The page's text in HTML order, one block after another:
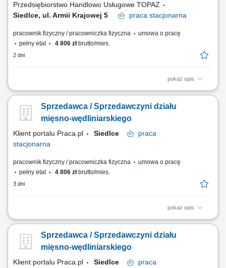
Przedsiębiorstwo Handlowo Usługowe TOPAZ
Siedlce, ul. Armii Krajowej 5
praca stacjonarna
pracownik fizyczny / pracowniczka fizyczna
umowa o pracę
pełny etat
4 806 złbrutto/mies.
2 dni
pokaż opis
Twoje główne zadania: zapewnienie profesjonalnej obsługi Klientów
towarów na dziale świeżym - mięso, wędliny, sery itp. monitorowanie
terminów przydatności do spożycia aktywna sprzedaż produktów
Sprzedawca / Sprzedawczyni działu
mięsno-wędliniarskiego
Klient portalu Praca.pl Siedlce
praca
stacjonarna
pracownik fizyczny / pracowniczka fizyczna
umowa o pracę
pełny etat
4 806 złbrutto/mies.
3 dni
pokaż opis
obsługa klientów przy stoisku z produktami świeżymi oraz udzielanie
produktów mięsnych, wędliniarskich i nabiałowych; kontrolowanie
jakości produktów i terminów przydatności do spożycia; wspieranie
Sprzedawca / Sprzedawczyni działu
mięsno-wędliniarskiego
Klient portalu Praca.pl Siedlce
praca